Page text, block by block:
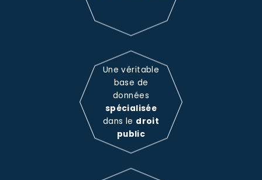
Une véritable
base de
données
spécialisée
dans le droit
public